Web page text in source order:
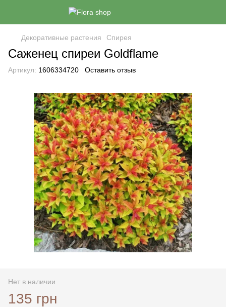
Декоративные растения Спирея
Саженец спиреи Goldflame
Артикул: 1606334720 Оставить отзыв
Нет в наличии
135 грн